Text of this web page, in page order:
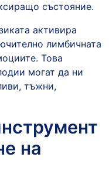
състояние.
активира
лимбичната
Това
могат да ни
тъжни,
на